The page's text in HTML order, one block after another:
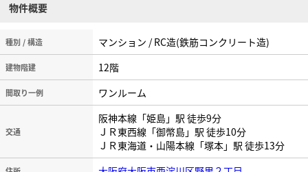
物件概要
種別 / 構造 マンション / RC造(鉄筋コンクリート造)
建物階建 12階
間取り一例 ワンルーム
交通
阪神本線「姫島」駅 徒歩9分
ＪＲ東西線「御幣島」駅 徒歩10分
ＪＲ東海道・山陽本線「塚本」駅 徒歩13分